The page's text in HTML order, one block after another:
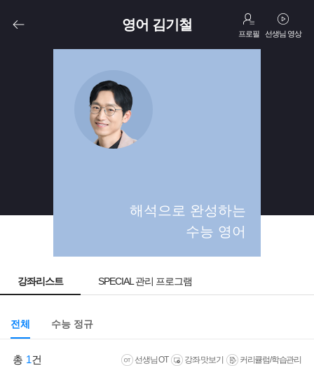
영어 김기철
프로필 선생님 영상
해석으로 완성하는
수능 영어
강좌리스트 SPECIAL 관리 프로그램
전체 수능 정규
총 1건 선생님 OT 강좌 맛보기 커리큘럼/학습관리